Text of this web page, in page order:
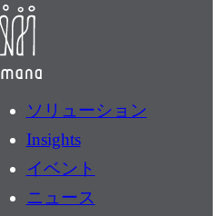
ソリューション
Insights
イベント
ニュース